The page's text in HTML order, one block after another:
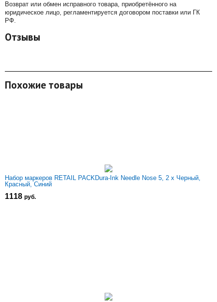
Возврат или обмен исправного товара, приобретённого на
юридическое лицо, регламентируется договором поставки или ГК
РФ.
Отзывы
Похожие товары
Набор маркеров RETAIL PACKDura-Ink Needle Nose 5, 2 x Черный,
Красный, Синий
1118 руб.